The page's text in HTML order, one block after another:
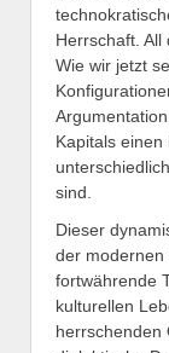
Herrschaft. All
Wie wir jetzt
Kapitals
sind.
Dieser
der modernen
fortwährende
kulturellen
herrschenden